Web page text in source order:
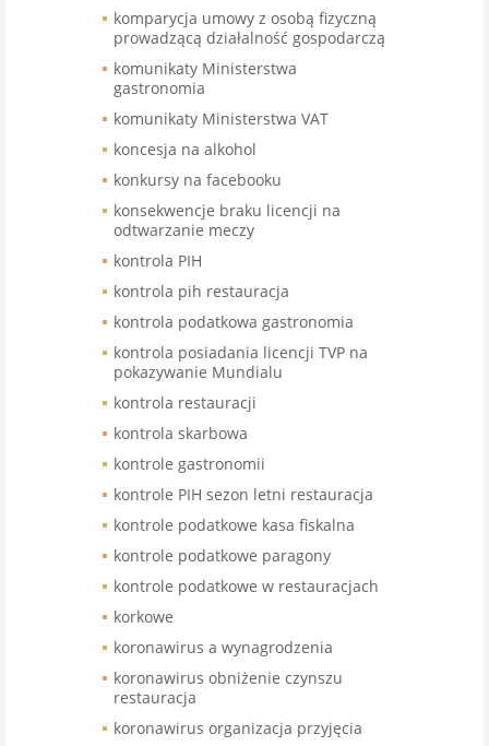
komparycja umowy z osobą fizyczną
prowadzącą działalność gospodarczą
komunikaty Ministerstwa
gastronomia
komunikaty Ministerstwa VAT
koncesja na alkohol
konkursy na facebooku
konsekwencje braku licencji na
odtwarzanie meczy
kontrola PIH
kontrola pih restauracja
kontrola podatkowa gastronomia
kontrola posiadania licencji TVP na
pokazywanie Mundialu
kontrola restauracji
kontrola skarbowa
kontrole gastronomii
kontrole PIH sezon letni restauracja
kontrole podatkowe kasa fiskalna
kontrole podatkowe paragony
kontrole podatkowe w restauracjach
korkowe
koronawirus a wynagrodzenia
koronawirus obniżenie czynszu
restauracja
koronawirus organizacja przyjęcia